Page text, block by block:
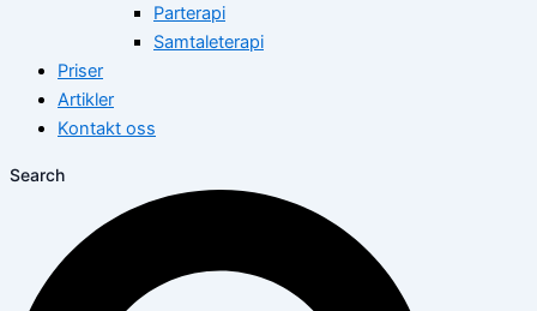
Parterapi
Samtaleterapi
Priser
Artikler
Kontakt oss
Search